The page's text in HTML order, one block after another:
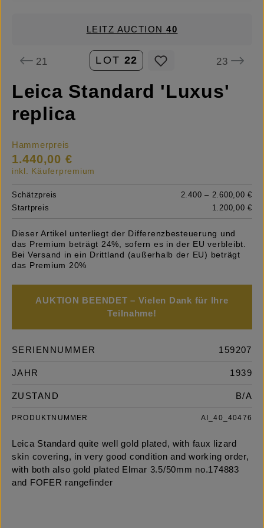
LEITZ AUCTION40
21 LOT 22 23
Leica Standard 'Luxus'
replica
Hammerpreis
1.440,00 €
inkl. Käuferpremium
Schätzpreis
2.400 – 2.600,00 €
Startpreis
1.200,00 €
Dieser Artikel unterliegt der Differenzbesteuerung und
das Premium beträgt 24%, sofern es in der EU verbleibt.
Bei Versand in ein Drittland (außerhalb der EU) beträgt
das Premium 20%
AUKTION BEENDET – Vielen Dank für Ihre
Teilnahme!
SERIENNUMMER 159207
JAHR 1939
ZUSTAND B/A
PRODUKTNUMMER AI_40_40476
Leica Standard quite well gold plated, with faux lizard
skin covering, in very good condition and working order,
with both also gold plated Elmar 3.5/50mm no.174883
and FOFER rangefinder